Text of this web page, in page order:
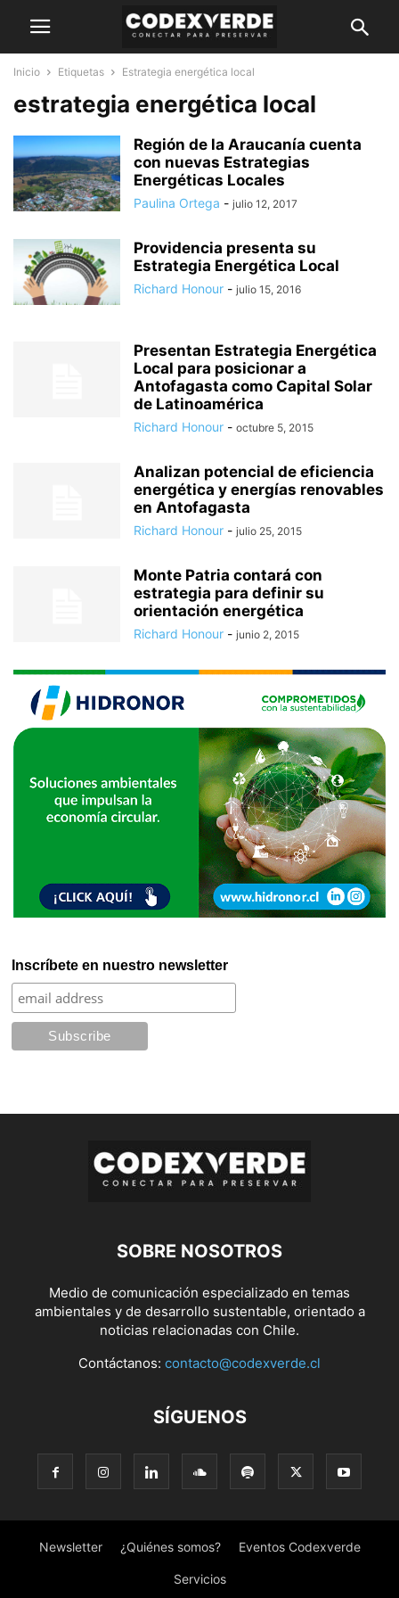
Inicio Etiquetas Estrategia energética local
estrategia energética local
Región de la Araucanía cuenta
con nuevas Estrategias
Energéticas Locales
Paulina Ortega - julio 12, 2017
Providencia presenta su
Estrategia Energética Local
Richard Honour - julio 15, 2016
Presentan Estrategia Energética
Local para posicionar a
Antofagasta como Capital Solar
de Latinoamérica
Richard Honour - octubre 5, 2015
Analizan potencial de eficiencia
energética y energías renovables
en Antofagasta
Richard Honour - julio 25, 2015
Monte Patria contará con
estrategia para definir su
orientación energética
Richard Honour - junio 2, 2015
Inscríbete en nuestro newsletter
SOBRE NOSOTROS
Medio de comunicación especializado en temas
ambientales y de desarrollo sustentable, orientado a
noticias relacionadas con Chile.
Contáctanos: contacto@codexverde.cl
SÍGUENOS
Newsletter ¿Quiénes somos? Eventos Codexverde
Servicios